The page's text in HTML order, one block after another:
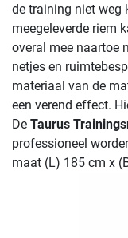
de training niet weg
meegeleverde riem
overal mee naartoe
netjes en
materiaal van de
een verend effect.
De Taurus
professioneel
maat (L) 185 cm x